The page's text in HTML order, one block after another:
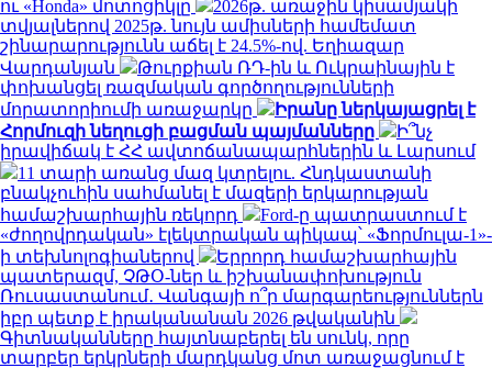
ու «Honda» մոտոցիկլը
2026թ. առաջին կիսամյակի
տվյալներով 2025թ. նույն ամիսների համեմատ
շինարարությունն աճել է 24.5%-ով. Եղիազար
Վարդանյան
Թուրքիան ՌԴ-ին և Ուկրաինային է
փոխանցել ռազմական գործողությունների
մորատորիումի առաջարկը
Իրանը ներկայացրել է
Հորմուզի նեղուցի բացման պայմանները
Ի՞նչ
իրավիճակ է ՀՀ ավտոճանապարհներին և Լարսում
11 տարի առանց մազ կտրելու. Հնդկաստանի
բնակչուհին սահմանել է մազերի երկարության
համաշխարհային ռեկորդ
Ford-ը պատրաստում է
«ժողովրդական» էլեկտրական պիկապ՝ «Ֆորմուլա-1»-
ի տեխնոլոգիաներով
Երրորդ համաշխարհային
պատերազմ, ՉԹՕ-ներ և իշխանափոխություն
Ռուսաստանում․ Վանգայի ո՞ր մարգարեություններն
իբր պետք է իրականանան 2026 թվականին
Գիտնականները հայտնաբերել են սունկ, որը
տարբեր երկրների մարդկանց մոտ առաջացնում է